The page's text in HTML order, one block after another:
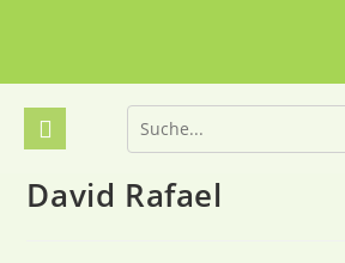
David Rafael